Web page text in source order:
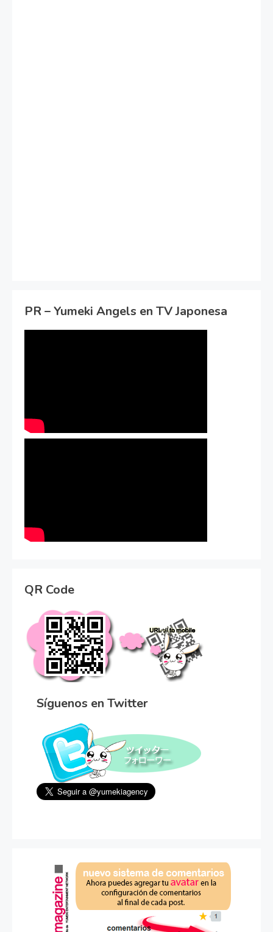
PR – Yumeki Angels en TV Japonesa
QR Code
Síguenos en Twitter